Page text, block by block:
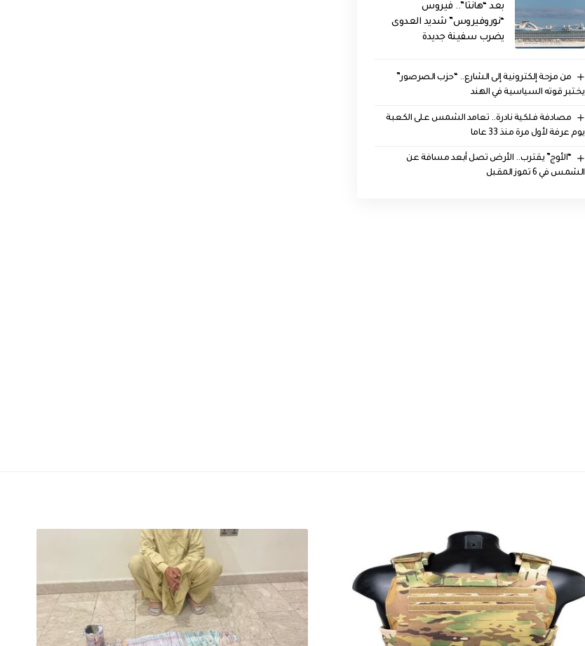
بعد “هانتا”.. فيروس
“نوروفيروس” شديد العدوى
يضرب سفينة جديدة
من مزحة إلكترونية إلى الشارع.. “حزب الصرصور”
يختبر قوته السياسية في الهند
مصادفة فلكية نادرة.. تعامد الشمس على الكعبة
يوم عرفة لأول مرة منذ 33 عاما
“الأوج” يقترب.. الأرض تصل أبعد مسافة عن
الشمس في 6 تموز المقبل